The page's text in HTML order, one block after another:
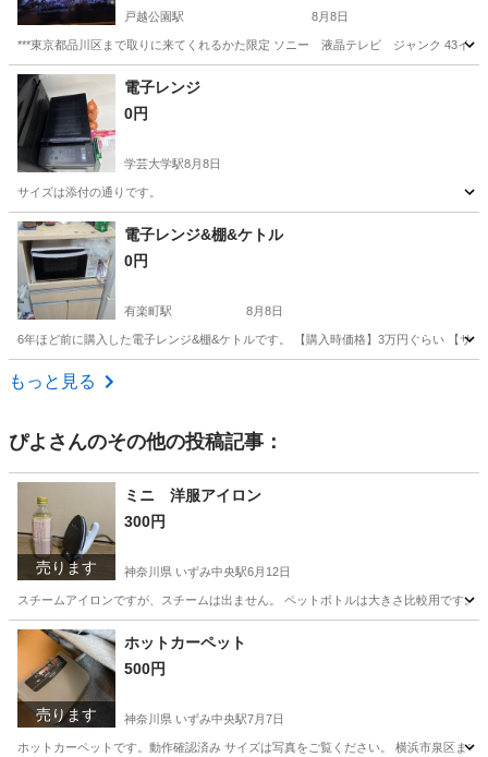
戸越公園駅 8月8日
***東京都品川区まで取りに来てくれるかた限定 ソニー 液晶テレビ ジャンク 43イン
東京 品川区 戸越公園駅
電子レンジ
0円
学芸大学駅8月8日
サイズは添付の通りです。
東京 目黒区 学芸大学駅 キッチン家電
電子レンジ&棚&ケトル
0円
有楽町駅 8月8日
6年ほど前に購入した電子レンジ&棚&ケトルです。 【購入時価格】3万円ぐらい 【
東京 千代田区
もっと見る
ぴよ さんのその他の投稿記事：
売ります
ミニ 洋服アイロン
300円
神奈川県 いずみ中央駅6月12日
スチームアイロンですが、スチームは出ません。 ペットボトルは大きさ比較用です
神奈川 横浜市 いずみ中央駅
売ります
ホットカーペット
500円
神奈川県 いずみ中央駅7月7日
ホットカーペットです。動作確認済み サイズは写真をご覧ください。 横浜市泉区ま